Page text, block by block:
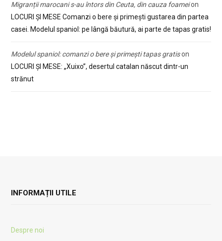
Migranții marocani s-au întors din Ceuta, din cauza foameion
LOCURI ȘI MESE Comanzi o bere și primești gustarea din partea
casei. Modelul spaniol: pe lângă băutură, ai parte de tapas gratis!
Modelul spaniol: comanzi o bere și primești tapas gratison
LOCURI ȘI MESE: „Xuixo”, desertul catalan născut dintr-un
strănut
INFORMAȚII UTILE
Despre noi